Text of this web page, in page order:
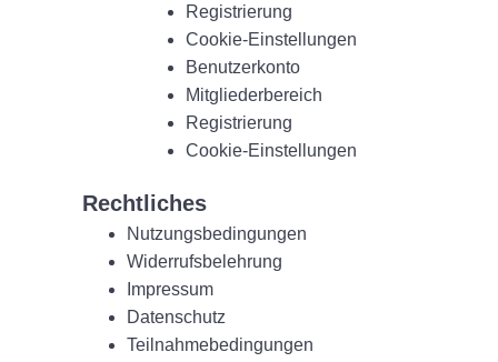
Registrierung
Cookie-Einstellungen
Benutzerkonto
Mitgliederbereich
Registrierung
Cookie-Einstellungen
Rechtliches
Nutzungsbedingungen
Widerrufsbelehrung
Impressum
Datenschutz
Teilnahmebedingungen